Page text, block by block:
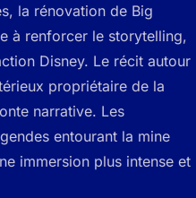
la rénovation de Big
à renforcer le storytelling,
Disney. Le récit autour
propriétaire de la
narrative. Les
entourant la mine
immersion plus intense et